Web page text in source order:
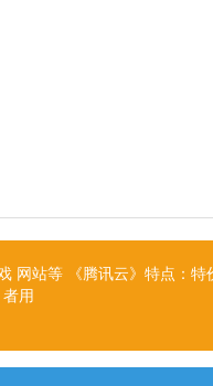
网站等 《腾讯云》特点：特
者用